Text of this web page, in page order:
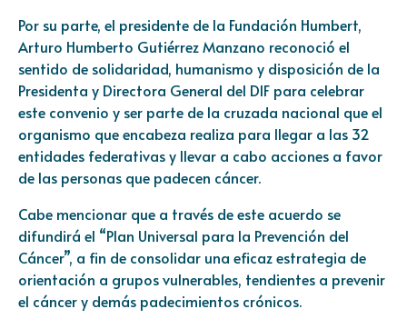
Por su parte, el presidente de la Fundación Humbert,
Arturo Humberto Gutiérrez Manzano reconoció el
sentido de solidaridad, humanismo y disposición de la
Presidenta y Directora General del DIF para celebrar
este convenio y ser parte de la cruzada nacional que el
organismo que encabeza realiza para llegar a las 32
entidades federativas y llevar a cabo acciones a favor
de las personas que padecen cáncer.
Cabe mencionar que a través de este acuerdo se
difundirá el “Plan Universal para la Prevención del
Cáncer”, a fin de consolidar una eficaz estrategia de
orientación a grupos vulnerables, tendientes a prevenir
el cáncer y demás padecimientos crónicos.